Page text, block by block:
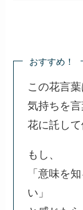
おすすめ！
この花言葉
気持ちを
花に託して
もし、
「意味を
い」